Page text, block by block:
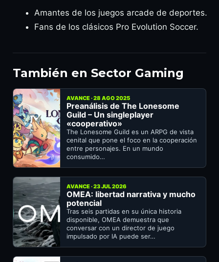
Amantes de los juegos arcade de deportes.
Fans de los clásicos Pro Evolution Soccer.
También en Sector Gaming
AVANCE · 28 AGO 2025
Preanálisis de The Lonesome
Guild – Un singleplayer
«cooperativo»
The Lonesome Guild es un ARPG de vista
cenital que pone el foco en la cooperación
entre personajes. En un mundo
consumido…
AVANCE · 23 JUL 2026
OMEA: libertad narrativa y mucho
potencial
Tras seis partidas en su única historia
disponible, OMEA demuestra que
conversar con un director de juego
impulsado por IA puede ser…